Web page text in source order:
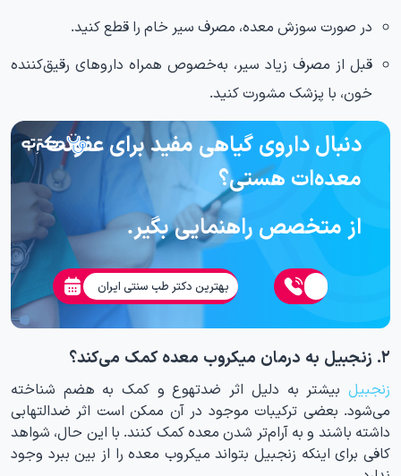
در صورت سوزش معده، مصرف سیر خام را قطع کنید.
قبل از مصرف زیاد سیر، به‌خصوص همراه داروهای رقیق‌کننده
خون، با پزشک مشورت کنید.
دنبال داروی گیاهی مفید برای عفونت
معده‌ات هستی؟
از متخصص راهنمایی بگیر.
بهترین دکتر طب سنتی ایران
۲. زنجبیل به درمان میکروب معده کمک می‌کند؟
زنجبیل بیشتر به دلیل اثر ضدتهوع و کمک به هضم شناخته
می‌شود. بعضی ترکیبات موجود در آن ممکن است اثر ضدالتهابی
داشته باشند و به آرام‌تر شدن معده کمک کنند. با این حال، شواهد
کافی برای اینکه زنجبیل بتواند میکروب معده را از بین ببرد وجود